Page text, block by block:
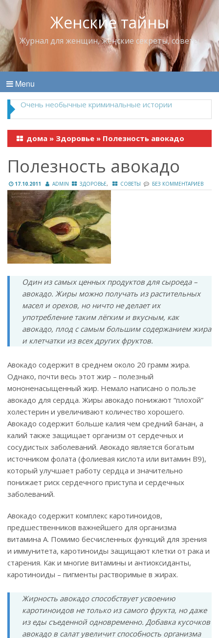
Женские тайны
Журнал для женщин, женские секреты, советы
Menu
Владимир Набоков — повелитель Лоллит
дома » Здоровье » Полезность авокадо
Полезность авокадо
17.10.2011 ADMIN ЗДОРОВЬЕ, СОВЕТЫ БЕЗ КОММЕНТАРИЕВ
Один из самых ценных продуктов для сыроеда –
авокадо. Жиры можно получать из растительных
масел и орехов, но ничто не делает их
употребление таким лёгким и вкусным, как
авокадо, плод с самым большим содержанием жира
и клетчатки из всех других фруктов.
Авокадо содержит в среднем около 20 грамм жира.
Однако, почти весь этот жир – полезный
мононенасыщенный жир. Немало написано о пользе
авокадо для сердца. Жиры авокадо понижают “плохой”
холестерин и увеличивают количество хорошего.
Авокадо содержит больше калия чем средний банан, а
калий также защищает организм от сердечных и
сосудистых заболеваний. Авокадо является богатым
источником фолата (фолиевая кислота или витамин B9),
который улучшает работу сердца и значительно
понижает риск сердечного приступа и сердечных
заболеваний.
Авокадо содержит комплекс каротиноидов,
предшественников важнейшего для организма
витамина А. Помимо бесчисленных функций для зрения
и иммунитета, каротиноиды защищают клетки от рака и
старения. Как и многие витамины и антиоксиданты,
каротиноиды – пигменты растворимые в жирах.
Жирность авокадо способствует усвоению
каротиноидов не только из самого фрукта, но даже
из еды съеденной одновременно. Добавка кусочков
авокадо в салат увеличит способность организма